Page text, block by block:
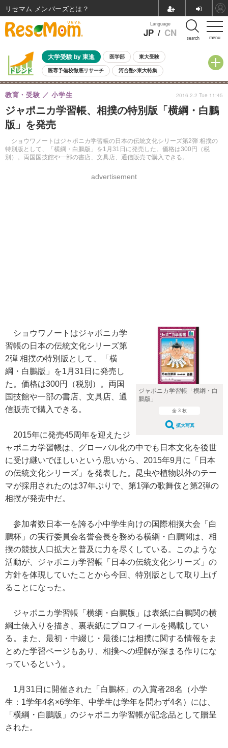
menu
Language
JP / CN search
大学受験 by 東進 医学部 東大受験
医専予備校徹底リサーチ 河合塾×東大特集
親子で考える大学選び 高校受験 中学受験 小学校受験
共通テスト 夏休み
8月開催イベント・WS 全国公立高校 過去問 人気記事
自由研究教材（小学生向け）
ジャポニカ学習帳、相撲の特別版「横綱・白鵬
版」を発売
ショウワノートはジャポニカ学習帳の日本の伝統文化シリーズ第2弾 相撲の
特別版として、「横綱・白鵬版」を1月31日に発売した。価格は300円（税
別）。両国国技館や一部の書店、文具店、通信販売で購入できる。
教育・受験 小学生
advertisement
2016.2.2 Tue 11:45
ジャポニカ学習帳「横綱・白
鵬版」
全 3 枚
拡大写真
ショウワノートはジャポニカ学
習帳の日本の伝統文化シリーズ第
2弾 相撲の特別版として、「横
綱・白鵬版」を1月31日に発売し
た。価格は300円（税別）。両国
国技館や一部の書店、文具店、通
信販売で購入できる。
2015年に発売45周年を迎えたジ
ャポニカ学習帳は、グローバル化の中でも日本文化を後世
に受け継いでほしいという思いから、2015年9月に「日本
の伝統文化シリーズ」を発表した。昆虫や植物以外のテー
マが採用されたのは37年ぶりで、第1弾の歌舞伎と第2弾の
相撲が発売中だ。
参加者数日本一を誇る小中学生向けの国際相撲大会「白
鵬杯」の実行委員会名誉会長を務める横綱・白鵬関は、相
撲の競技人口拡大と普及に力を尽くしている。このような
活動が、ジャポニカ学習帳「日本の伝統文化シリーズ」の
方針を体現していたことから今回、特別版として取り上げ
ることになった。
ジャポニカ学習帳「横綱・白鵬版」は表紙に白鵬関の横
綱土俵入りを描き、裏表紙にプロフィールを掲載してい
る。また、最初・中綴じ・最後には相撲に関する情報をま
とめた学習ページもあり、相撲への理解が深まる作りにな
っているという。
1月31日に開催された「白鵬杯」の入賞者28名（小学
生：1学年4名×6学年、中学生は学年を問わず4名）には、
「横綱・白鵬版」のジャポニカ学習帳が記念品として贈呈
された。
リセマム メンバーズ